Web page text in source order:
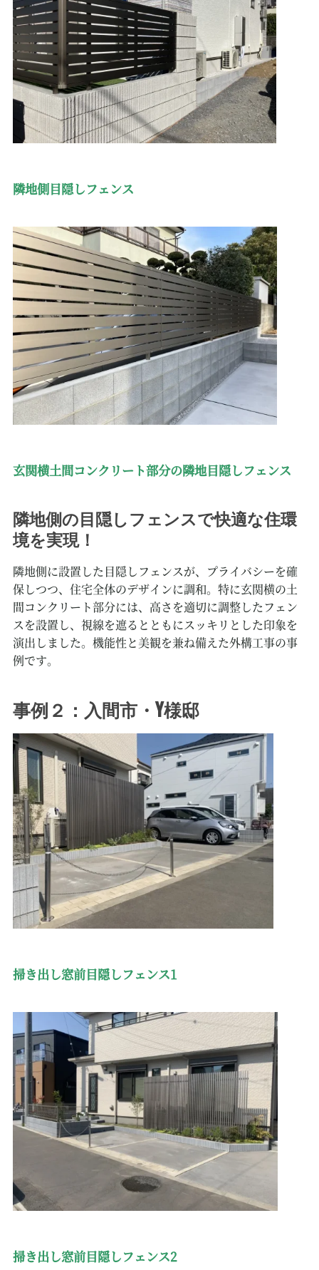
隣地側目隠しフェンス
玄関横土間コンクリート部分の隣地目隠しフェンス
隣地側の目隠しフェンスで快適な住環
境を実現！
隣地側に設置した目隠しフェンスが、プライバシーを確
保しつつ、住宅全体のデザインに調和。特に玄関横の土
間コンクリート部分には、高さを適切に調整したフェン
スを設置し、視線を遮るとともにスッキリとした印象を
演出しました。機能性と美観を兼ね備えた外構工事の事
例です。
事例２：入間市・Y様邸
掃き出し窓前目隠しフェンス1
掃き出し窓前目隠しフェンス2